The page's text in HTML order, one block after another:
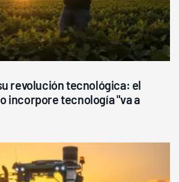
revolución tecnológica: el
incorpore tecnología "va a